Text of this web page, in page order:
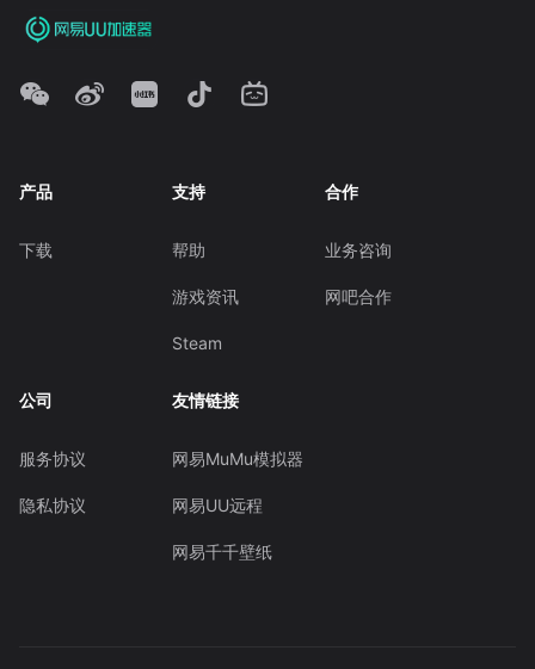
产品
下载
支持
帮助
游戏资讯
Steam
合作
业务咨询
网吧合作
公司
服务协议
隐私协议
友情链接
网易MuMu模拟器
网易UU远程
网易千千壁纸